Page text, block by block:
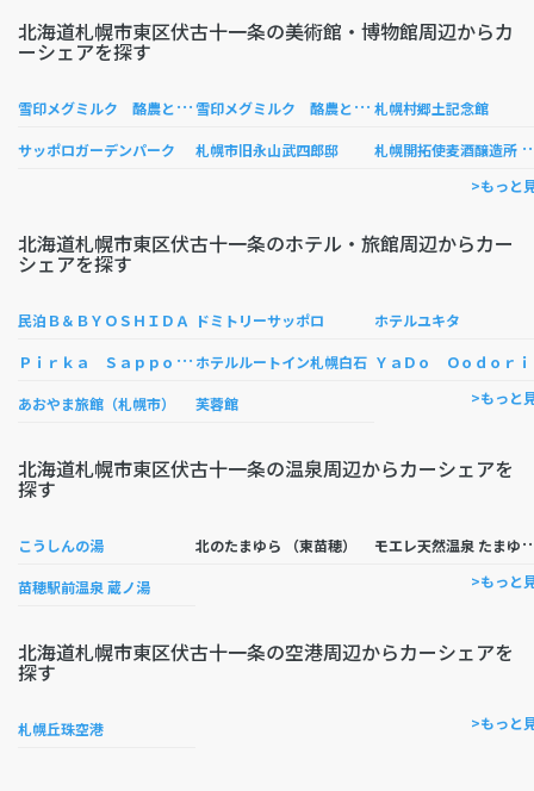
北海道札幌市東区伏古十一条の美術館・博物館周辺からカ
ーシェアを探す
雪
印メグミルク 酪農と乳の歴史館・札幌工場 雪
印メグミルク 酪農と乳の歴史館 札幌村郷土記念館
サッポロガーデンパーク 札幌市旧永山武四郎邸 幌開拓使
>もっと
北海道札幌市東区伏古十一条のホテル・旅館周辺からカー
シェアを探す
民泊Ｂ＆ＢＹＯＳＨＩＤＡ ドミトリーサッポロ ホテルユキタ
Ｐ
ｉｒｋａ Ｓａｐｐｏｒｏ ホテルルートイン札幌白石
あおやま旅館（札幌市） 芙蓉館 >もっと
北海道札幌市東区伏古十一条の温泉周辺からカーシェアを
探す
こうしんの湯 北のたまゆら （東苗穂） エレ天然
苗穂駅前温泉 蔵ノ湯 >もっと
北海道札幌市東区伏古十一条の空港周辺からカーシェアを
探す
札幌丘珠空港 >もっと